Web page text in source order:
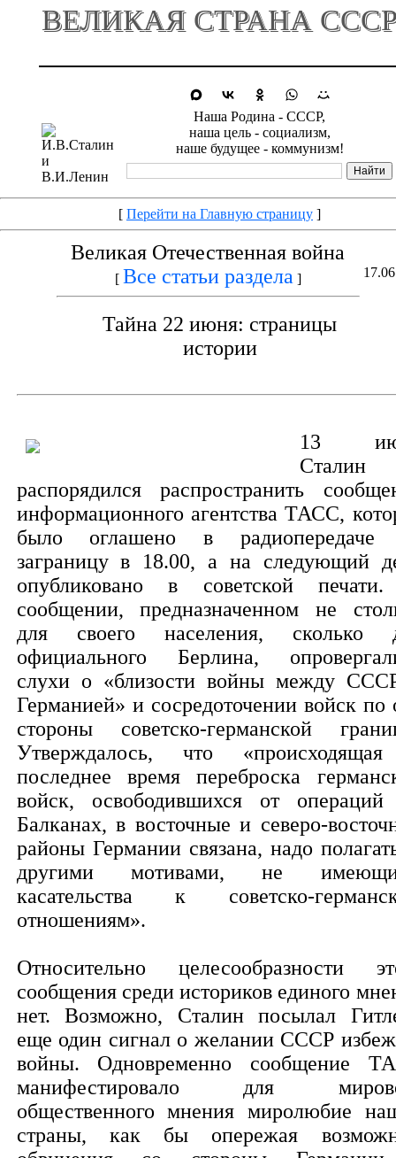
ВЕЛИКАЯ СТРАНА
Наша Родина - СССР,
наша цель - социализм,
наше будущее - коммунизм!
[ Перейти на Главную страницу ]
Великая Отечественная война
[ Все статьи раздела ]
Тайна 22 июня: страницы
истории
13
Сталин
распорядился распространить
информационного агентства ТАСС,
было оглашено в радиопередаче
заграницу в 18.00, а на следующий
опубликовано в советской
сообщении, предназначенном не
для своего населения, сколько
официального Берлина,
слухи о «близости войны между
Германией» и сосредоточении войск по
стороны советско-германской
Утверждалось, что
последнее время переброска
войск, освободившихся от
Балканах, в восточные и северо-
районы Германии связана, надо
другими мотивами, не
касательства к советско-
отношениям».
Относительно целесообразности
сообщения среди историков единого
нет. Возможно, Сталин посылал
еще один сигнал о желании СССР
войны. Одновременно сообщение
манифестировало для
общественного мнения миролюбие
страны, как бы опережая